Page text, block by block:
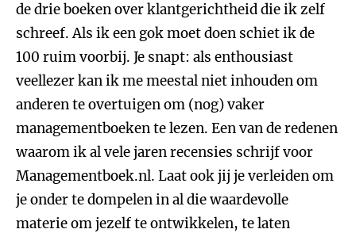
de drie boeken over klantgerichtheid die ik zelf
schreef. Als ik een gok moet doen schiet ik de
100 ruim voorbij. Je snapt: als enthousiast
veellezer kan ik me meestal niet inhouden om
anderen te overtuigen om (nog) vaker
managementboeken te lezen. Een van de redenen
waarom ik al vele jaren recensies schrijf voor
Managementboek.nl. Laat ook jij je verleiden om
je onder te dompelen in al die waardevolle
materie om jezelf te ontwikkelen, te laten